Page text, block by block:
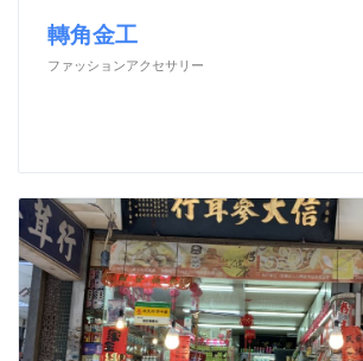
轉角金工
ファッションアクセサリー